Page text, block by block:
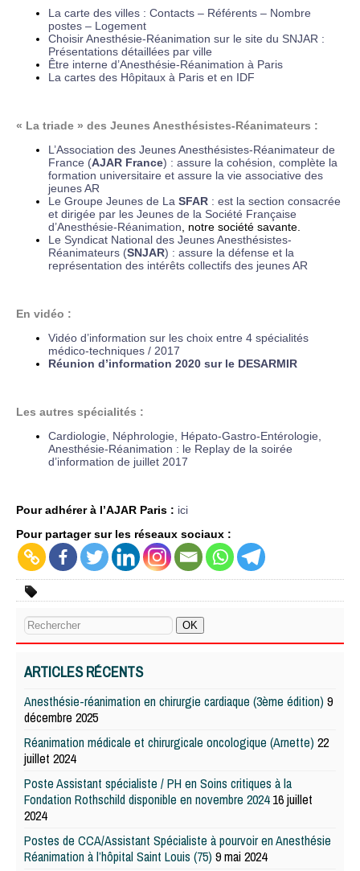
La carte des villes : Contacts – Référents – Nombre
postes – Logement
Choisir Anesthésie-Réanimation sur le site du SNJAR :
Présentations détaillées par ville
Être interne d’Anesthésie-Réanimation à Paris
La cartes des Hôpitaux à Paris et en IDF
« La triade » des Jeunes Anesthésistes-Réanimateurs :
L’Association des Jeunes Anesthésistes-Réanimateur de
France (AJAR France) : assure la cohésion, complète la
formation universitaire et assure la vie associative des
jeunes AR
Le Groupe Jeunes de La SFAR : est la section consacrée
et dirigée par les Jeunes de la Société Française
d’Anesthésie-Réanimation, notre société savante.
Le Syndicat National des Jeunes Anesthésistes-
Réanimateurs (SNJAR) : assure la défense et la
représentation des intérêts collectifs des jeunes AR
En vidéo :
Vidéo d’information sur les choix entre 4 spécialités
médico-techniques / 2017
Réunion d’information 2020 sur le DESARMIR
Les autres spécialités :
Cardiologie, Néphrologie, Hépato-Gastro-Entérologie,
Anesthésie-Réanimation : le Replay de la soirée
d’information de juillet 2017
Pour adhérer à l’AJAR Paris : ici
Pour partager sur les réseaux sociaux :
ARTICLES RÉCENTS
Anesthésie-réanimation en chirurgie cardiaque (3ème édition) 9
décembre 2025
Réanimation médicale et chirurgicale oncologique (Arnette) 22
juillet 2024
Poste Assistant spécialiste / PH en Soins critiques à la
Fondation Rothschild disponible en novembre 2024 16 juillet
2024
Postes de CCA/Assistant Spécialiste à pourvoir en Anesthésie
Réanimation à l’hôpital Saint Louis (75) 9 mai 2024